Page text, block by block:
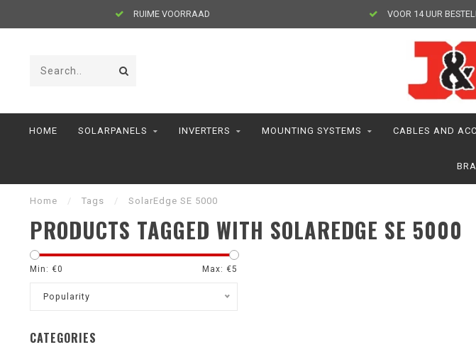
RUIME VOORRAAD VOOR 14 UUR
HOME SOLARPANELS INVERTERS MOUNTING SYSTEMS CABLES AND
Home / Tags / SolarEdge SE 5000
PRODUCTS TAGGED WITH SOLAREDGE SE 5000
Min: €0 Max: €5
Popularity
CATEGORIES